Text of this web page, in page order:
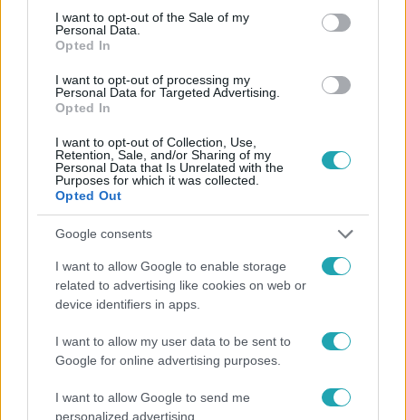
consent section.
I want to opt-out of the Sale of my
Personal Data.
Opted In
I want to opt-out of processing my
Personal Data for Targeted Advertising.
Opted In
I want to opt-out of Collection, Use,
Retention, Sale, and/or Sharing of my
Personal Data that Is Unrelated with the
Purposes for which it was collected.
Opted Out
Google consents
I want to allow Google to enable storage
related to advertising like cookies on web or
device identifiers in apps.
I want to allow my user data to be sent to
Google for online advertising purposes.
I want to allow Google to send me
personalized advertising.
OKTATÁS ISKOLAŐRSÉG KORMÁNY
Népszerű